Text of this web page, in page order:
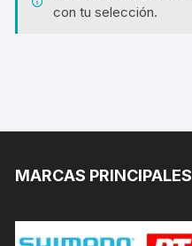
con tu selección.
MARCAS PRINCIPALES